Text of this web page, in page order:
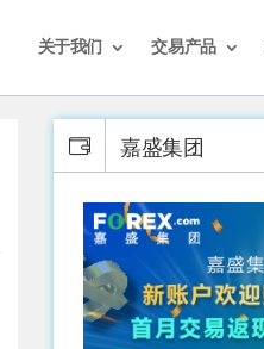
关于我们 交易产品
嘉盛集团